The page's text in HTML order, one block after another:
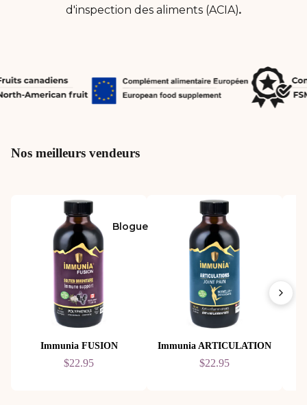
Blogue
d'inspection des aliments (ACIA).
Nos meilleurs vendeurs
Immunia FUSION
$22.95
Immunia ARTICULATION
$22.95